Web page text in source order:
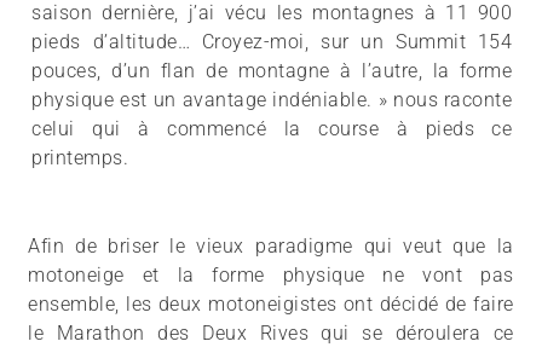
saison dernière, j’ai vécu les montagnes à 11 900
pieds d’altitude… Croyez-moi, sur un Summit 154
pouces, d’un flan de montagne à l’autre, la forme
physique est un avantage indéniable. » nous raconte
celui qui à commencé la course à pieds ce
printemps.
Afin de briser le vieux paradigme qui veut que la
motoneige et la forme physique ne vont pas
ensemble, les deux motoneigistes ont décidé de faire
le Marathon des Deux Rives qui se déroulera ce